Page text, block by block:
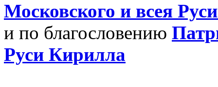
Московского и всея
и по благословению
Руси Кирилла